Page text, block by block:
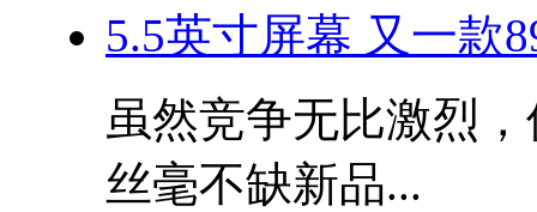
5.5英寸屏幕 又一款
虽然竞争无比激烈
丝毫不缺新品...